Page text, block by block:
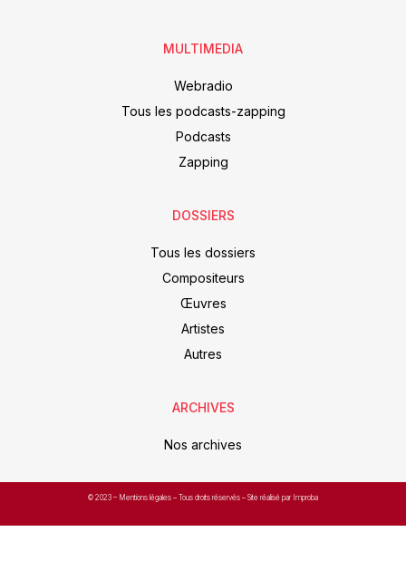
MULTIMEDIA
Webradio
Tous les podcasts-zapping
Podcasts
Zapping
DOSSIERS
Tous les dossiers
Compositeurs
Œuvres
Artistes
Autres
ARCHIVES
Nos archives
© 2023 – Mentions légales – Tous droits réservés – Site réalisé par Improba